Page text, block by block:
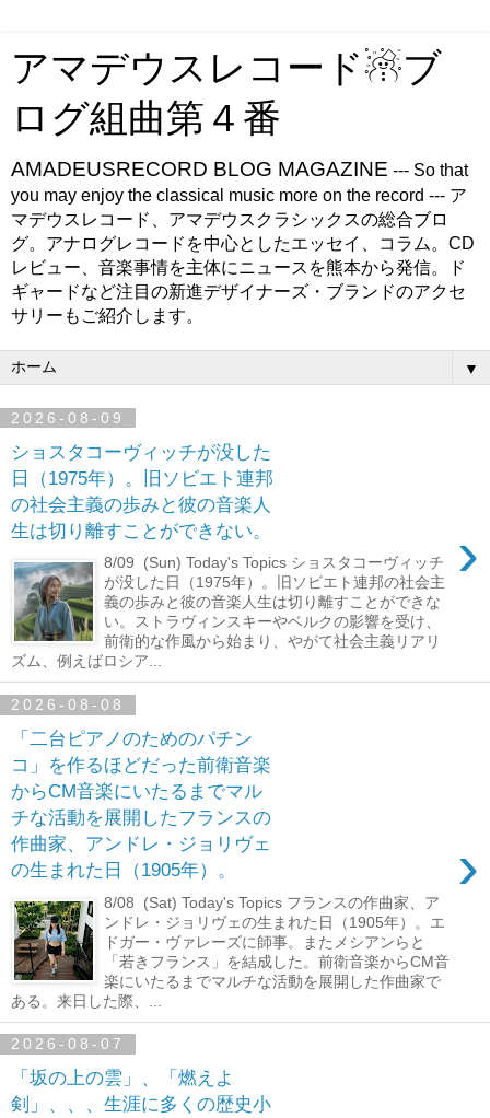
アマデウスレコード☃ブ
ログ組曲第４番
AMADEUSRECORD BLOG MAGAZINE --- So that
you may enjoy the classical music more on the record --- ア
マデウスレコード、アマデウスクラシックスの総合ブロ
グ。アナログレコードを中心としたエッセイ、コラム。CD
レビュー、音楽事情を主体にニュースを熊本から発信。ド
ギャードなど注目の新進デザイナーズ・ブランドのアクセ
サリーもご紹介します。
▼
2026-08-09
ショスタコーヴィッチが没した
日（1975年）。旧ソビエト連邦
の社会主義の歩みと彼の音楽人
生は切り離すことができない。
›
8/09 (Sun) Today's Topics ショスタコーヴィッチ
が没した日（1975年）。旧ソビエト連邦の社会主
義の歩みと彼の音楽人生は切り離すことができな
い。ストラヴィンスキーやベルクの影響を受け、
前衛的な作風から始まり、やがて社会主義リアリ
ズム、例えばロシア...
2026-08-08
「二台ピアノのためのパチン
コ」を作るほどだった前衛音楽
からCM音楽にいたるまでマル
チな活動を展開したフランスの
作曲家、アンドレ・ジョリヴェ
の生まれた日（1905年）。
›
8/08 (Sat) Today's Topics フランスの作曲家、ア
ンドレ・ジョリヴェの生まれた日（1905年）。エ
ドガー・ヴァレーズに師事。またメシアンらと
「若きフランス」を結成した。前衛音楽からCM音
楽にいたるまでマルチな活動を展開した作曲家で
ある。来日した際、...
2026-08-07
「坂の上の雲」、「燃えよ
剣」、、、生涯に多くの歴史小